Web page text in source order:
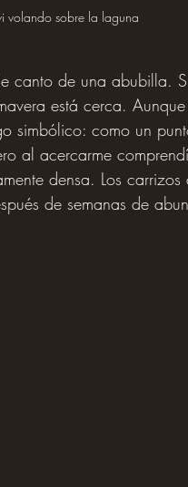
volando sobre la laguna
de una abubilla.
está cerca.
simbólico: como un
al acercarme
densa. Los
de semanas de